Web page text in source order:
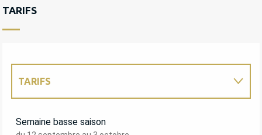
TARIFS
TARIFS
Semaine basse saison